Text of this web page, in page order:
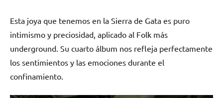
Esta joya que tenemos en la Sierra de Gata es puro
intimismo y preciosidad, aplicado al Folk más
underground. Su cuarto álbum nos refleja perfectamente
los sentimientos y las emociones durante el
confinamiento.